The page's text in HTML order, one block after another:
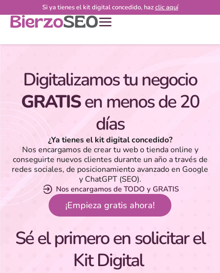
Si ya tienes el kit digital concedido, hazclic aquí
Digitalizamos tu negocio
GRATISen menos de 20
días
¿Ya tienes el kit digital concedido?
Nos encargamos de crear tu web o tienda online y
conseguirte nuevos clientes durante un año a través de
redes sociales, de posicionamiento avanzado en Google
y ChatGPT (SEO).
Nos encargamos de TODO y GRATIS
¡Empieza gratis ahora!
Sé el primero en solicitar el
Kit Digital